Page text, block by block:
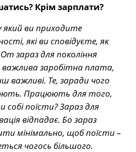
Крім зарплати?
який ви приходите
які ви сповідуєте, як
От зараз для покоління
важлива заробітна плата,
важливі. Те, заради чого
Працюють для того,
поїсти? Зараз для
відпадає. Бо зараз
мінімально, щоб поїсти –
чогось більшого.